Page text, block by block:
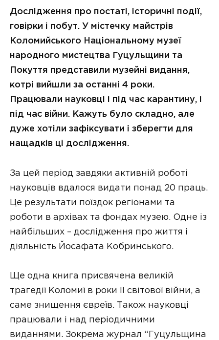
Дослідження про постаті, історичні події,
говірки і побут. У містечку майстрів
Коломийського Національному музеї
народного мистецтва Гуцульщини та
Покуття представили музейні видання,
котрі вийшли за останні 4 роки.
Працювали науковці і під час карантину, і
під час війни. Кажуть було складно, але
дуже хотіли зафіксувати і зберегти для
нащадків ці дослідження.
За цей період завдяки активній роботі
науковців вдалося видати понад 20 праць.
Це результати поїздок регіонами та
роботи в архівах та фондах музею. Одне із
найбільших – дослідження про життя і
діяльність Йосафата Кобринського.
Ще одна книга присвячена великій
трагедії Коломиї в роки ІІ світової війни, а
саме знищення євреїв. Також науковці
працювали і над періодичними
виданнями. Зокрема журнал “Гуцульщина